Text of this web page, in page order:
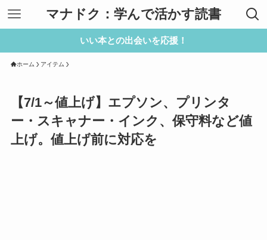
マナドク：学んで活かす読書
いい本との出会いを応援！
ホーム アイテム
【7/1～値上げ】エプソン、プリンタ
ー・スキャナー・インク、保守料など値
上げ。値上げ前に対応を